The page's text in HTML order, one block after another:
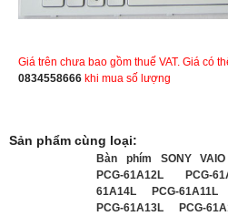
Giá trên chưa bao gồm thuế VAT. Giá có
0834558666 khi mua số lượng
Sản phẩm cùng loại:
Bàn phím SONY VAIO
PCG-61A12L PCG-
61A14L PCG-61A11L
PCG-61A13L PCG-